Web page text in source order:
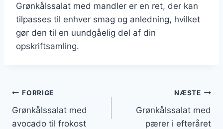
Grønkålssalat med mandler er en ret, der kan
tilpasses til enhver smag og anledning, hvilket
gør den til en uundgåelig del af din
opskriftsamling.
Indlægsnavigation
FORRIGE
Grønkålssalat med
avocado til frokost
NÆSTE
Grønkålssalat med
pærer i efteråret